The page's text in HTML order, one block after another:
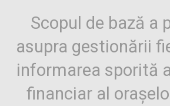
Scopul de bază a
asupra gestionării
informarea sporită
financiar al